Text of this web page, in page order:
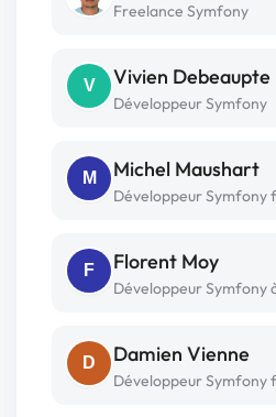
Freelance Symfony
V Vivien Debeaupte
Développeur Symfony
M Michel Maushart
Développeur Symfony
F Florent Moy
Développeur Symfony
D Damien Vienne
Développeur Symfony